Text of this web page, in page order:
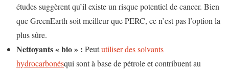
études suggèrent qu’il existe un risque potentiel de cancer. Bien
que GreenEarth soit meilleur que PERC, ce n’est pas l’option la
plus sûre.
Nettoyants « bio » : Peututiliser des solvants
hydrocarbonésqui sont à base de pétrole et contribuent au